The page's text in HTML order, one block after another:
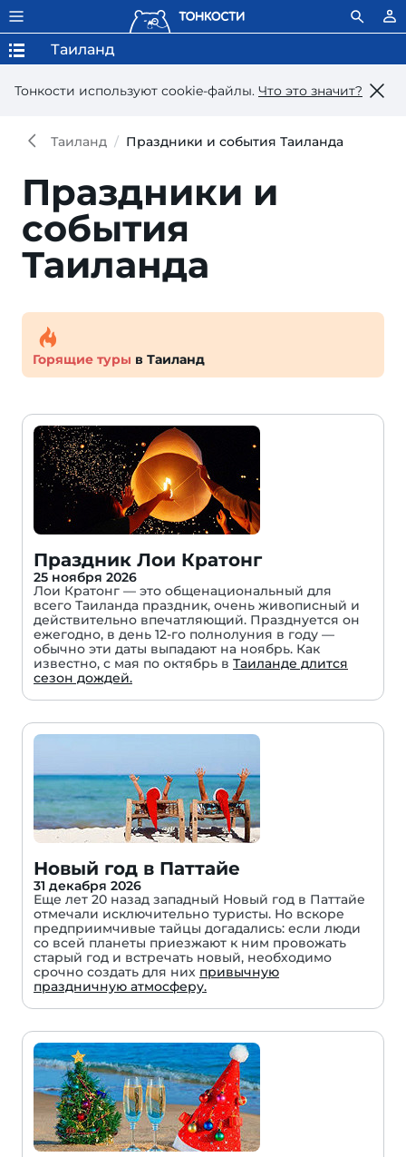
Тонкости используют сookie-файлы. Что это значит?
Таиланд
Таиланд Праздники и события Таиланда
Праздники и
события
Таиланда
Горящие туры в Таиланд
Праздник Лои Кратонг
25 ноября 2026
Лои Кратонг — это общенациональный для
всего Таиланда праздник, очень живописный и
действительно впечатляющий. Празднуется он
ежегодно, в день 12-го полнолуния в году —
обычно эти даты выпадают на ноябрь. Как
известно, с мая по октябрь в Таиланде длится
сезон дождей.
Новый год в Паттайе
31 декабря 2026
Еще лет 20 назад западный Новый год в Паттайе
отмечали исключительно туристы. Но вскоре
предприимчивые тайцы догадались: если люди
со всей планеты приезжают к ним провожать
старый год и встречать новый, необходимо
срочно создать для них привычную
праздничную атмосферу.